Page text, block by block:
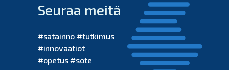
Seuraa meitä
#satainno #tutkimus
#innovaatiot
#opetus #sote